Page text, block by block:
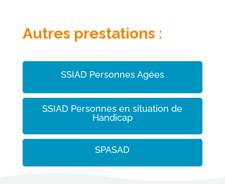
Autres prestations :
SSIAD Personnes Agées
SSIAD Personnes en situation de
Handicap
SPASAD